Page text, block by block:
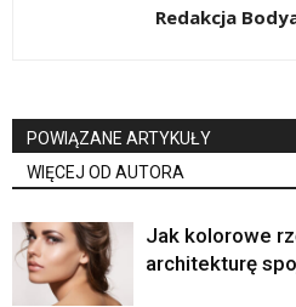
Redakcja
POWIĄZANE ARTYKUŁY
WIĘCEJ OD AUTORA
Jak kolorowe
architekturę